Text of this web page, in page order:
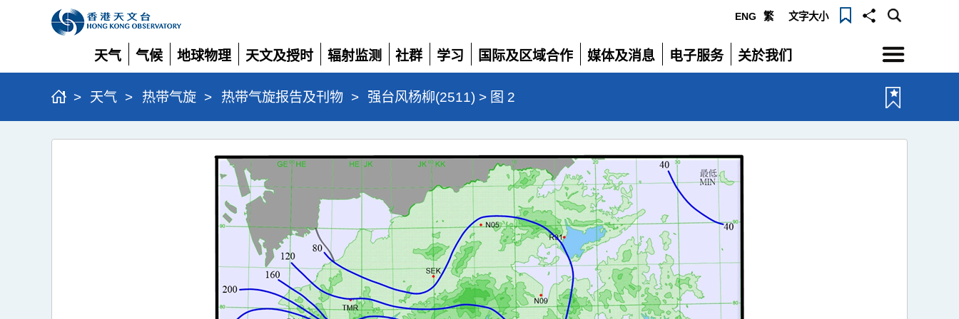
ENG 繁 文字大小
天气
展
开
气候
展
开
地球物理
展
开
天文及授时
展
开
辐射监测
展
开
社群
展
开
学习
展
开
国际及区域合作
展
开
媒体及消息
展
电子服务
展
关於我们
展
选
单
> 天气 > 热带气旋 > 热带气旋报告及刊物 > 强台风杨柳(2511) > 图 2
强